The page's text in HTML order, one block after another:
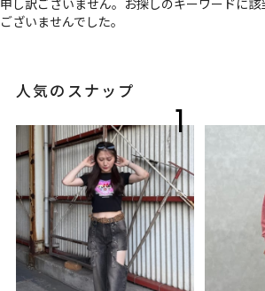
申し訳ございません。お探しのキーワードに
ございませんでした。
人気のスナップ
1